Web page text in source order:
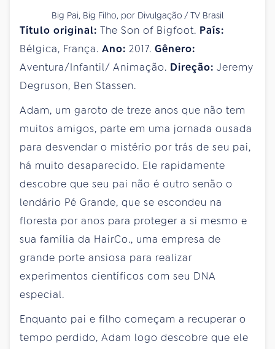
Big Pai, Big Filho, por Divulgação / TV Brasil
Título original: The Son of Bigfoot. País:
Bélgica, França. Ano: 2017. Gênero:
Aventura/Infantil/ Animação. Direção: Jeremy
Degruson, Ben Stassen.
Adam, um garoto de treze anos que não tem
muitos amigos, parte em uma jornada ousada
para desvendar o mistério por trás de seu pai,
há muito desaparecido. Ele rapidamente
descobre que seu pai não é outro senão o
lendário Pé Grande, que se escondeu na
floresta por anos para proteger a si mesmo e
sua família da HairCo., uma empresa de
grande porte ansiosa para realizar
experimentos científicos com seu DNA
especial.
Enquanto pai e filho começam a recuperar o
tempo perdido, Adam logo descobre que ele